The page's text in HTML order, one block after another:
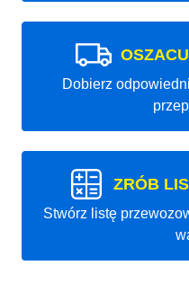
Dobierz
ZRÓB
Stwórz listę